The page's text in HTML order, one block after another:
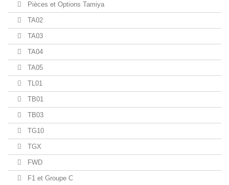
Pièces et Options Tamiya
TA02
TA03
TA04
TA05
TL01
TB01
TB03
TG10
TGX
FWD
F1 et Groupe C